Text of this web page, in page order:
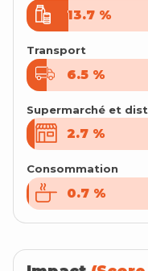
13.7%
13.7%
Transport
6.5%
6.5%
Supermarché et
2.7%
2.7%
Consommation
0.7%
0.7%